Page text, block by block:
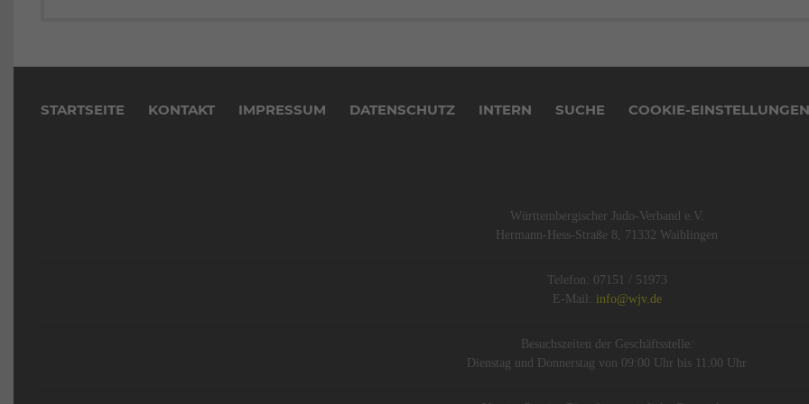
STARTSEITE KONTAKT IMPRESSUM DATENSCHUTZ INTERN SUCHE COOKIE-EINSTELLUNGEN
Württembergischer Judo-Verband e.V.
Hermann-Hess-Straße 8, 71332 Waiblingen
Telefon: 07151 / 51973
E-Mail: info@wjv.de
Besuchszeiten der Geschäftsstelle:
Dienstag und Donnerstag von 09:00 Uhr bis 11:00 Uhr